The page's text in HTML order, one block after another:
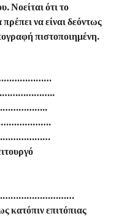
Νοείται ότι το
να είναι δεόντως
πιστοποιημένη.
επιτόπιας